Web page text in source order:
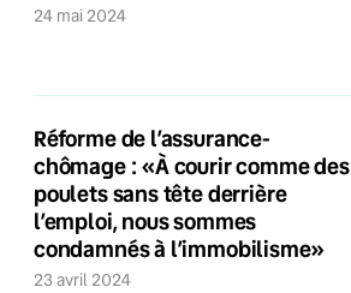
24 mai 2024
Réforme de l’assurance-
chômage : «À courir comme des
poulets sans tête derrière
l’emploi, nous sommes
condamnés à l’immobilisme»
23 avril 2024